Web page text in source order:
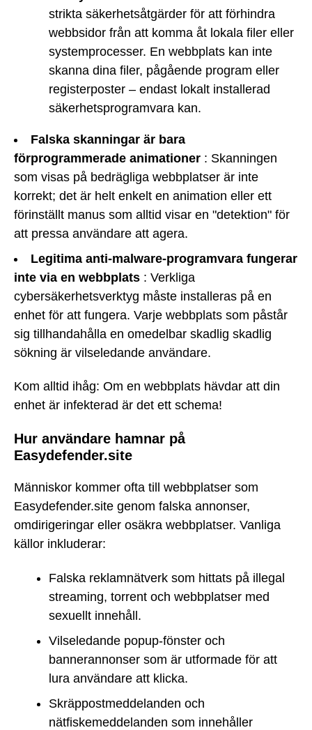
strikta säkerhetsåtgärder för att förhindra
webbsidor från att komma åt lokala filer eller
systemprocesser. En webbplats kan inte
skanna dina filer, pågående program eller
registerposter – endast lokalt installerad
säkerhetsprogramvara kan.
Falska skanningar är bara
förprogrammerade animationer : Skanningen
som visas på bedrägliga webbplatser är inte
korrekt; det är helt enkelt en animation eller ett
förinställt manus som alltid visar en "detektion" för
att pressa användare att agera.
Legitima anti-malware-programvara fungerar
inte via en webbplats : Verkliga
cybersäkerhetsverktyg måste installeras på en
enhet för att fungera. Varje webbplats som påstår
sig tillhandahålla en omedelbar skadlig skadlig
sökning är vilseledande användare.
Kom alltid ihåg: Om en webbplats hävdar att din
enhet är infekterad är det ett schema!
Hur användare hamnar på
Easydefender.site
Människor kommer ofta till webbplatser som
Easydefender.site genom falska annonser,
omdirigeringar eller osäkra webbplatser. Vanliga
källor inkluderar:
Falska reklamnätverk som hittats på illegal
streaming, torrent och webbplatser med
sexuellt innehåll.
Vilseledande popup-fönster och
bannerannonser som är utformade för att
lura användare att klicka.
Skräppostmeddelanden och
nätfiskemeddelanden som innehåller